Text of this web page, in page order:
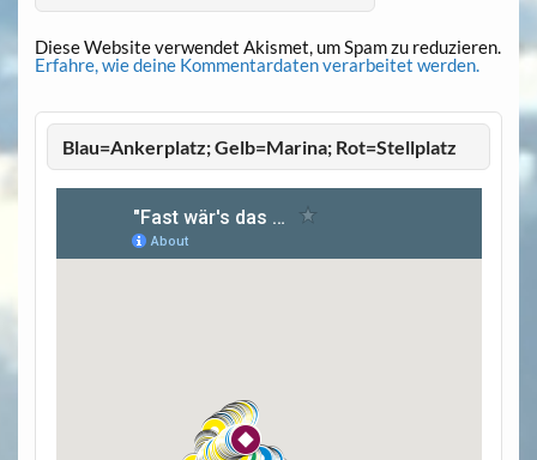
Diese Website verwendet Akismet, um Spam zu reduzieren.
Erfahre, wie deine Kommentardaten verarbeitet werden.
Blau=Ankerplatz; Gelb=Marina; Rot=Stellplatz